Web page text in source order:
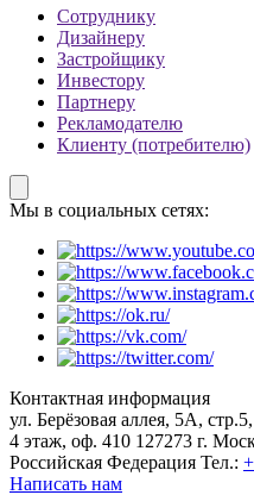
Сотруднику
Дизайнеру
Застройщику
Инвестору
Партнеру
Рекламодателю
Клиенту (потребителю)
Мы в социальных сетях:
Контактная информация
ул. Берёзовая аллея, 5А, стр.5,
4 этаж, оф. 410 127273 г.
Российская Федерация Тел.:
Написать нам